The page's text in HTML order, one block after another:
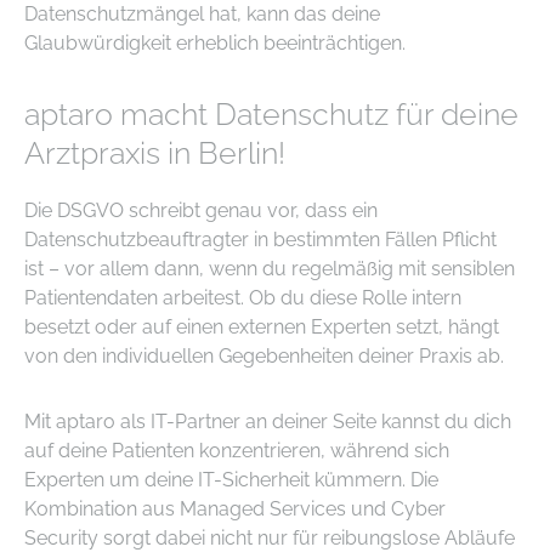
Datenschutzmängel hat, kann das deine
Glaubwürdigkeit erheblich beeinträchtigen.
aptaro macht Datenschutz für deine
Arztpraxis in Berlin!
Die DSGVO schreibt genau vor, dass ein
Datenschutzbeauftragter in bestimmten Fällen Pflicht
ist – vor allem dann, wenn du regelmäßig mit sensiblen
Patientendaten arbeitest. Ob du diese Rolle intern
besetzt oder auf einen externen Experten setzt, hängt
von den individuellen Gegebenheiten deiner Praxis ab.
Mit aptaro als IT-Partner an deiner Seite kannst du dich
auf deine Patienten konzentrieren, während sich
Experten um deine IT-Sicherheit kümmern. Die
Kombination aus Managed Services und Cyber
Security sorgt dabei nicht nur für reibungslose Abläufe